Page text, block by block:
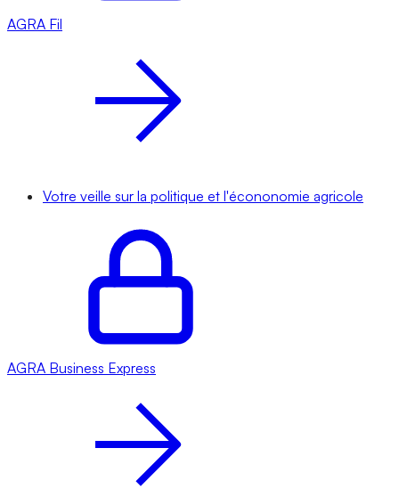
AGRA Fil
Votre veille sur la politique et l'écononomie agricole
AGRA Business Express